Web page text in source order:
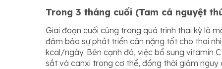
Trong 3 tháng cuối (Tam cá nguyệt
Giai đoạn cuối cùng trong quá trình thai kỳ là
đảm bảo sự phát triển cân nặng tốt cho thai
kcal/ngày. Bên cạnh đó, việc bổ sung vitamin
sắt và canxi trong cơ thể, đồng thời giảm nguy